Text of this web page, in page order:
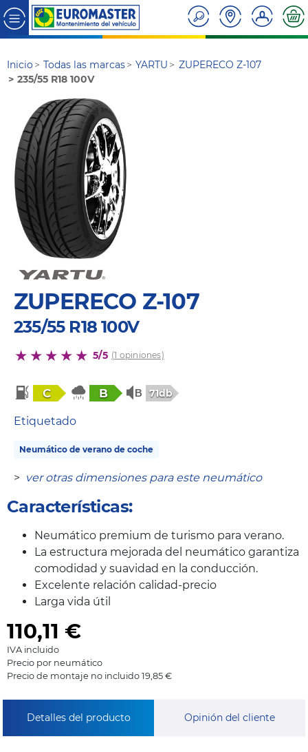
Inicio Todas las marcas YARTU
ZUPERECO Z-107
235/55 R18 100V
ZUPERECO Z-107
235/55 R18 100V
5/5 (1 opiniones)
C B 71db
Etiquetado
Neumático de verano de coche
> ver otras dimensiones para este neumático
Características:
Neumático premium de turismo para verano.
La estructura mejorada del neumático garantiza
comodidad y suavidad en la conducción.
Excelente relación calidad-precio
Larga vida útil
110,11 €
IVA incluido
Precio por neumático
Precio de montaje no incluido 19,85 €
Detalles del producto Opinión del cliente